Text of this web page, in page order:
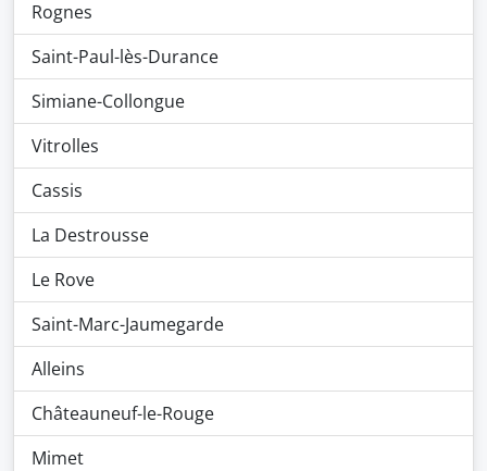
Rognes
Saint-Paul-lès-Durance
Simiane-Collongue
Vitrolles
Cassis
La Destrousse
Le Rove
Saint-Marc-Jaumegarde
Alleins
Châteauneuf-le-Rouge
Mimet